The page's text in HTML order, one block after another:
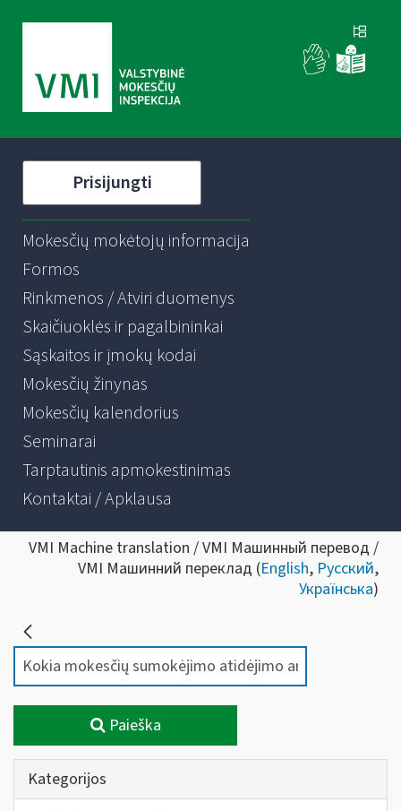
Prisijungti
Mokesčių mokėtojų informacija
Formos
Rinkmenos / Atviri duomenys
Skaičiuoklės ir pagalbininkai
Sąskaitos ir įmokų kodai
Mokesčių žinynas
Mokesčių kalendorius
Seminarai
Tarptautinis apmokestinimas
Kontaktai / Apklausa
VMI Machine translation / VMI Машинный перевод /
VMI Машинний переклад (English, Русский,
Українська)
Paieška
Kategorijos